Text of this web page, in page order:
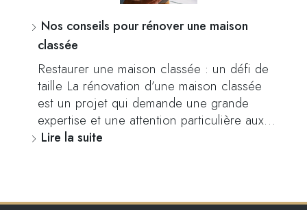
Nos conseils pour rénover une maison
classée
Restaurer une maison classée : un défi de
taille La rénovation d’une maison classée
est un projet qui demande une grande
expertise et une attention particulière aux…
Lire la suite